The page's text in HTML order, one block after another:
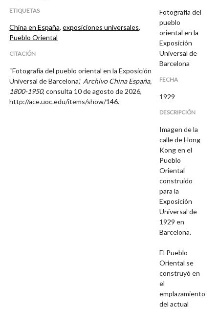
ETIQUETAS
China en España,exposiciones universales,
Pueblo Oriental
CITACIÓN
“Fotografía del pueblo oriental en la Exposición
Universal de Barcelona,” Archivo China España,
1800-1950, consulta 10 de agosto de 2026,
http://ace.uoc.edu/items/show/146.
Fotografía del
pueblo
oriental en la
Exposición
Universal de
Barcelona
FECHA
1929
DESCRIPCIÓN
Imagen de la
calle de Hong
Kong en el
Pueblo
Oriental
construido
para la
Exposición
Universal de
1929 en
Barcelona.
El Pueblo
Oriental se
construyó en
el
emplazamiento
del actual